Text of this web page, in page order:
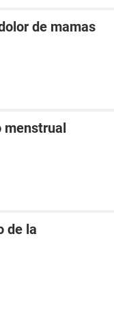
de mamas
menstrual
de la